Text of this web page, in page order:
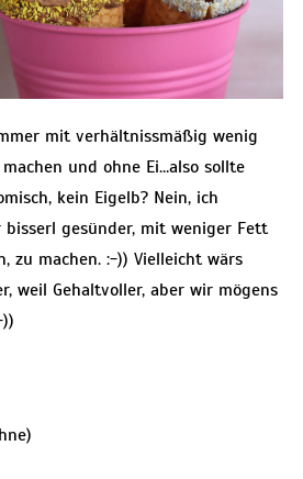
mit verhältnissmäßig wenig
und ohne Ei…also sollte
kein Eigelb? Nein, ich
bisserl gesünder, mit weniger Fett
zu machen. :-)) Vielleicht wärs
weil Gehaltvoller, aber wir mögens